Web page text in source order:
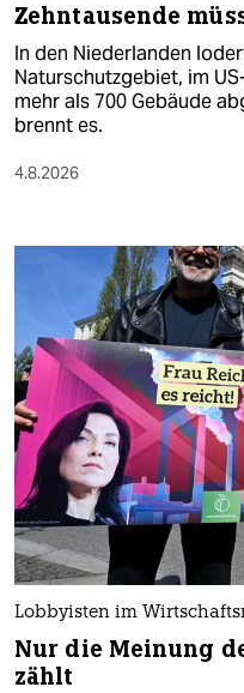
Zehntausende
In den Niederlanden
Naturschutzgebiet, im
mehr als 700 Gebäude
brennt es.
4.8.2026
Lobbyisten im
Nur die Meinung
zählt